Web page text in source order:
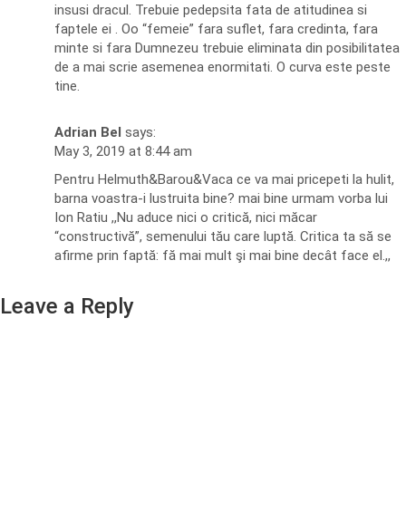
insusi dracul. Trebuie pedepsita fata de atitudinea si
faptele ei . Oo “femeie” fara suflet, fara credinta, fara
minte si fara Dumnezeu trebuie eliminata din posibilitatea
de a mai scrie asemenea enormitati. O curva este peste
tine.
Adrian Bel says:
May 3, 2019 at 8:44 am
Pentru Helmuth&Barou&Vaca ce va mai pricepeti la hulit,
barna voastra-i lustruita bine? mai bine urmam vorba lui
Ion Ratiu ,,Nu aduce nici o critică, nici măcar
“constructivă”, semenului tău care luptă. Critica ta să se
afirme prin faptă: fă mai mult şi mai bine decât face el.,,
Leave a Reply